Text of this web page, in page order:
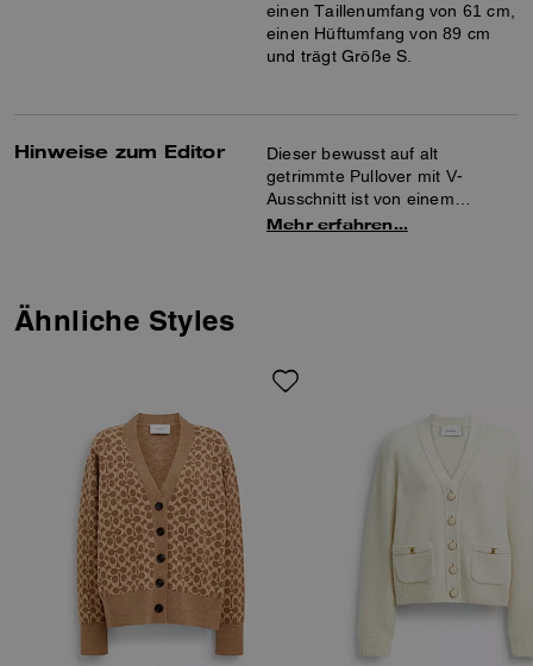
einen Taillenumfang von 61 cm,
einen Hüftumfang von 89 cm
und trägt Größe S.
Hinweise zum Editor
Dieser bewusst auf alt
getrimmte Pullover mit V-
Ausschnitt ist von einem
geliebten, eingetragenen
Stickerei verziert, die ihr einen
recyceltem Kaschmir ist Teil
unseres Engagements, unsere
Auswirkungen auf den Planeten
zu überdenken und zu
Mehr erfahren…
Ähnliche Styles